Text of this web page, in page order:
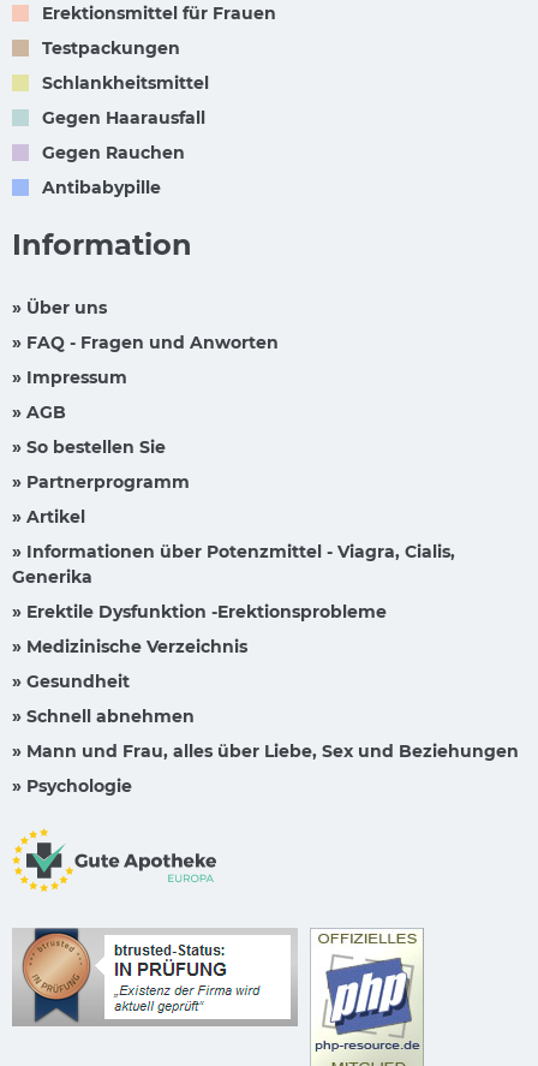
Erektionsmittel für Frauen
Testpackungen
Schlankheitsmittel
Gegen Haarausfall
Gegen Rauchen
Antibabypille
Information
» Über uns
» FAQ - Fragen und Anworten
» Impressum
» AGB
» So bestellen Sie
» Partnerprogramm
» Artikel
» Informationen über Potenzmittel - Viagra, Cialis,
Generika
» Erektile Dysfunktion -Erektionsprobleme
» Medizinische Verzeichnis
» Gesundheit
» Schnell abnehmen
» Mann und Frau, alles über Liebe, Sex und Beziehungen
» Psychologie